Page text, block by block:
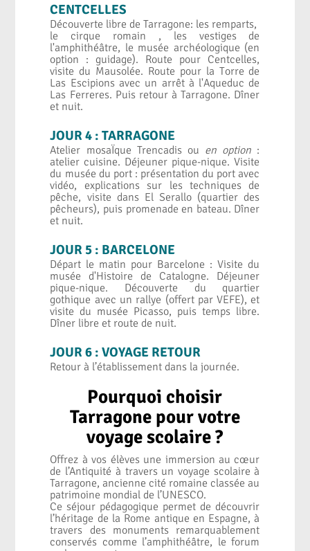
CENTCELLES
Découverte libre de Tarragone: les remparts,
le cirque romain , les vestiges de
l'amphithéâtre, le musée archéologique (en
option : guidage). Route pour Centcelles,
visite du Mausolée. Route pour la Torre de
Las Escipions avec un arrêt à l'Aqueduc de
Las Ferreres. Puis retour à Tarragone. Dîner
et nuit.
JOUR 4 : TARRAGONE
Atelier mosaÏque Trencadis ou en option :
atelier cuisine. Déjeuner pique-nique. Visite
du musée du port : présentation du port avec
vidéo, explications sur les techniques de
pêche, visite dans El Serallo (quartier des
pêcheurs), puis promenade en bateau. Dîner
et nuit.
JOUR 5 : BARCELONE
Départ le matin pour Barcelone : Visite du
musée d'Histoire de Catalogne. Déjeuner
pique-nique. Découverte du quartier
gothique avec un rallye (offert par VEFE), et
visite du musée Picasso, puis temps libre.
Dîner libre et route de nuit.
JOUR 6 : VOYAGE RETOUR
Retour à l’établissement dans la journée.
Pourquoi choisir
Tarragone pour votre
voyage scolaire ?
Offrez à vos élèves une immersion au cœur
de l’Antiquité à travers un voyage scolaire à
Tarragone, ancienne cité romaine classée au
patrimoine mondial de l’UNESCO.
Ce séjour pédagogique permet de découvrir
l’héritage de la Rome antique en Espagne, à
travers des monuments remarquablement
conservés comme l’amphithéâtre, le forum